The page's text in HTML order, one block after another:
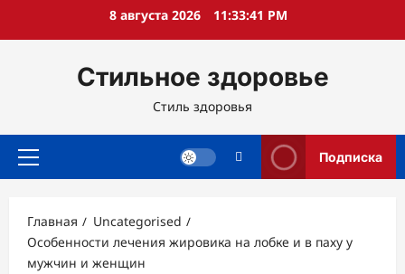
8 августа 2026 11:33:42 PM
Стильное здоровье
Стиль здоровья
Основное
Подписка
Главная
Uncategorised
Особенности лечения жировика на лобке и в паху у
мужчин и женщин